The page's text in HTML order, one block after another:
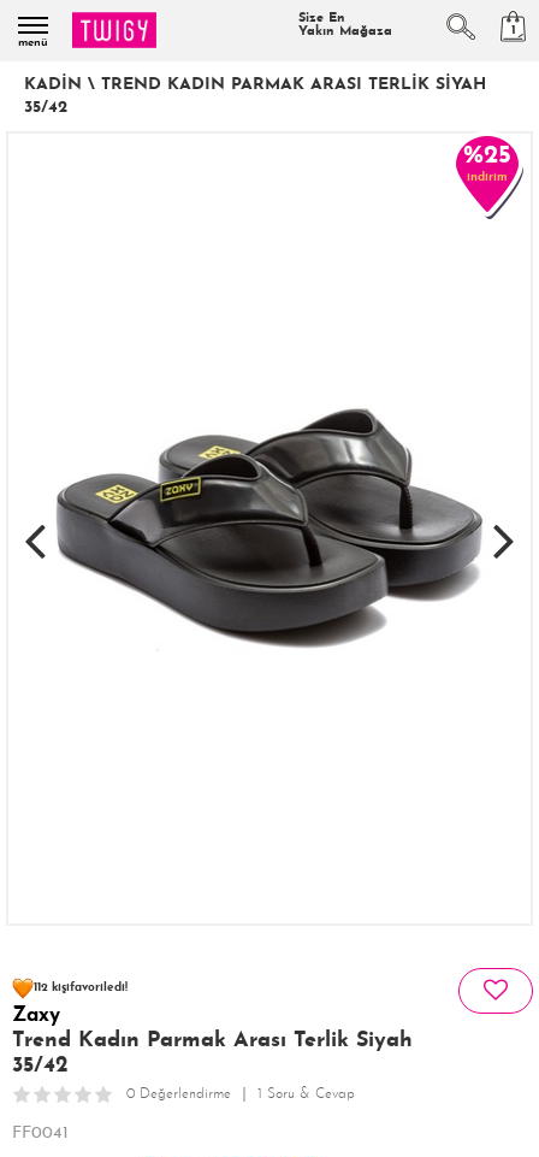
menü
Size En
Yakın Mağaza
1
KADIN \ TREND KADIN PARMAK ARASI TERLIK SIYAH
35/42
%25
indirim
112 kişifavoriledi!
30 kişi
415 kişi
Zaxy
Trend Kadın Parmak Arası Terlik Siyah
35/42
0 Değerlendirme 1 Soru & Cevap
FF0041